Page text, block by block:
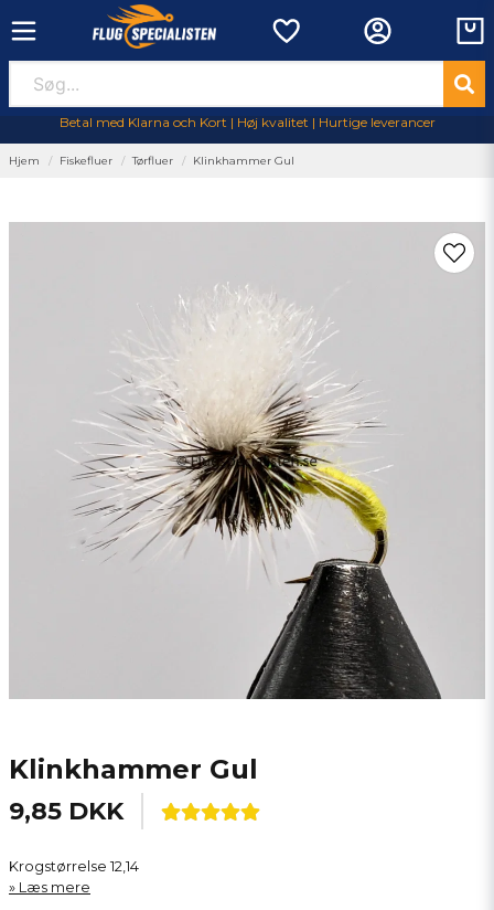
Betal med Klarna och Kort | Høj kvalitet | Hurtige leverancer
Hjem Fiskefluer Tørfluer Klinkhammer Gul
Klinkhammer Gul
9,85 DKK
Krogstørrelse 12,14
Læs mere